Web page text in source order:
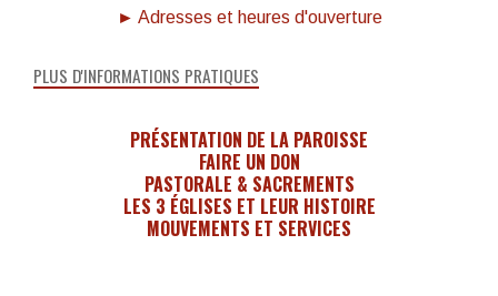
► Adresses et heures d'ouverture
PLUS D'INFORMATIONS PRATIQUES
PRÉSENTATION DE LA PAROISSE
FAIRE UN DON
PASTORALE & SACREMENTS
LES 3 ÉGLISES ET LEUR HISTOIRE
MOUVEMENTS ET SERVICES